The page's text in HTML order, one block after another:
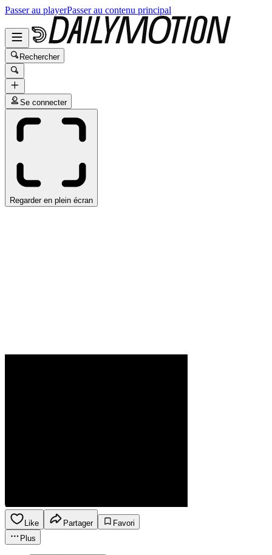
Passer au playerPasser au contenu principal
Rechercher
Se connecter
Regarder en plein écran
Like Partager
Favori
Plus